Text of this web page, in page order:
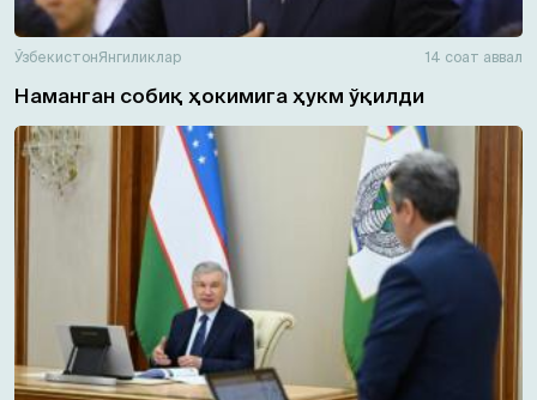
ЎзбекистонЯнгиликлар 14 соат аввал
Наманган собиқ ҳокимига ҳукм ўқилди